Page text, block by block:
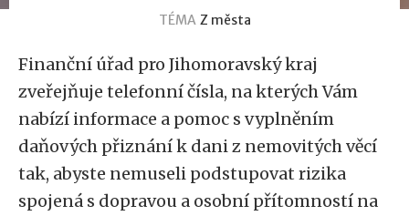
TÉMA Z města
Finanční úřad pro Jihomoravský kraj
zveřejňuje telefonní čísla, na kterých Vám
nabízí informace a pomoc s vyplněním
daňových přiznání k dani z nemovitých věcí
tak, abyste nemuseli podstupovat rizika
spojená s dopravou a osobní přítomností na